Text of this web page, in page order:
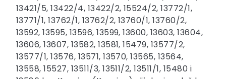
13421/5, 13422/4, 13422/2, 15524/2, 13772/1,
13771/1, 13762/1, 13762/2, 13760/1, 13760/2,
13592, 13595, 13596, 13599, 13600, 13603, 13604,
13606, 13607, 13582, 13581, 15479, 13577/2,
13577/1, 13576, 13571, 13570, 13565, 13564,
13558, 15527, 13511/3, 13511/2, 13511/1, 15480 i